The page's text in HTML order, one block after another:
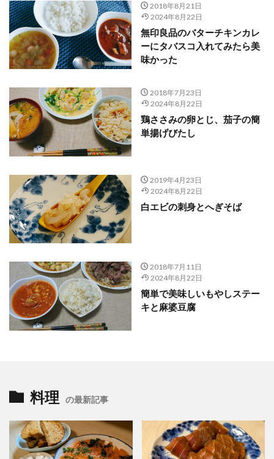
2018年8月21日
2024年8月22日
無印良品のバターチキンカレ
ーにタバスコ入れてみたら美
味かった
2018年7月23日
2024年8月22日
鶏ささみの卵とじ、茄子の簡
単揚げびたし
2019年4月23日
2024年8月22日
白エビの刺身とへぎそば
2018年7月11日
2024年8月22日
簡単で美味しいもやしステー
キと麻婆豆腐
料理 の最新記事